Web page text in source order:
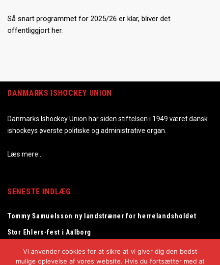
Så snart programmet for 2025/26 er klar, bliver det
offentliggjort her.
DANMARKS ISHOCKEY UNION
Danmarks Ishockey Union har siden stiftelsen i 1949 været dansk
ishockeys øverste politiske og administrative organ.
Læs mere…
SENESTE INDLÆG
Tommy Samuelsson ny landstræner for herrelandsholdet
Stor Ehlers-fest i Aalborg
Fantastisk Stanley Cup-fejring af Frederik Andersen i
Herning
Vi anvender cookies for at sikre at vi giver dig den bedst
mulige oplevelse af vores website. Hvis du fortsætter med at